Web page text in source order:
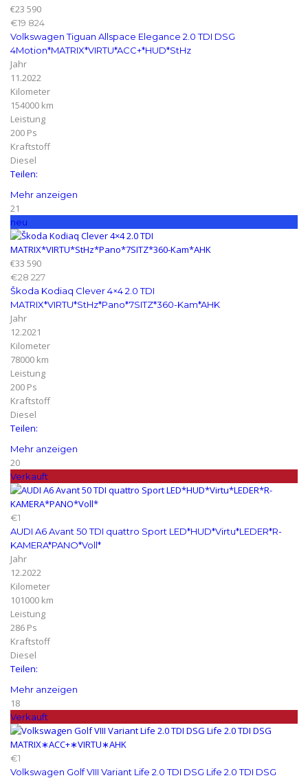
€23 590
€19 824
Volkswagen Tiguan Allspace Elegance 2.0 TDI DSG
4Motion*MATRIX*VIRTU*ACC+*HUD*StHz
Jahr
11.2022
Kilometer
154000 km
Leistung
200 Ps
Kraftstoff
Diesel
Teilen:
Mehr anzeigen
21
neu
€33 590
€28 227
Škoda Kodiaq Clever 4×4 2.0 TDI
MATRIX*VIRTU*StHz*Pano*7SITZ*360-Kam*AHK
Jahr
12.2021
Kilometer
78000 km
Leistung
200 Ps
Kraftstoff
Diesel
Teilen:
Mehr anzeigen
20
Verkauft
€1
AUDI A6 Avant 50 TDI quattro Sport LED*HUD*Virtu*LEDER*R-
KAMERA*PANO*Voll*
Jahr
12.2022
Kilometer
101000 km
Leistung
286 Ps
Kraftstoff
Diesel
Teilen:
Mehr anzeigen
18
Verkauft
€1
Volkswagen Golf VIII Variant Life 2.0 TDI DSG Life 2.0 TDI DSG